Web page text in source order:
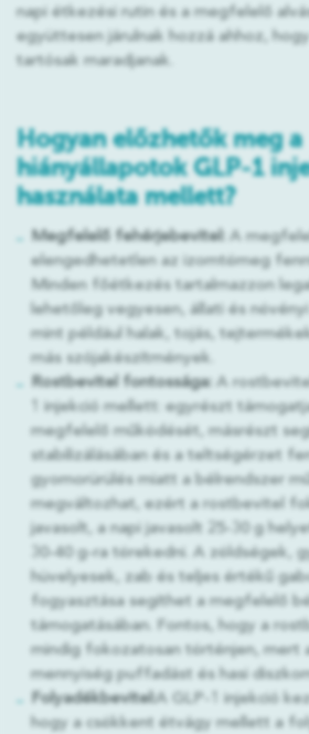
napi étkezési rutin és a megfelelő
együttesen járulnak hozzá ahhoz,
tartósak maradjanak.
Hogyan előzhetők meg a
hiányállapotok GLP-1
használata mellett?
Megfelelő fehérjebevitel:
A
elengedhetetlen az izomtömeg
Minden főétkezés tartalmazzon
lehetőleg vegyesen, állati és
mint például halak, tojás,
más szójakészítmények.
Rostbevitel fontossága: A
1 injekció mellett: egyrészt
megfelelő működését, másrészt
stabilizálásában és a teltségérzet
gyomorürülés miatt a bélrendszer
megváltozhat, ezért a rostbevitel
javasolt, a napi javasolt 25-30 g
30-40 g-ra törekedni. A zöldségek,
hüvelyesek, zab és teljes értékű
fogyasztása segíthet a megfelelő
támogatásában. Fontos, hogy a
mindig fokozatosan történjen, mert
mennyiség puffadást és hasi
Folyadékbevitel:A GLP-1 injekció
hogy a csökkent étvágy mellett a